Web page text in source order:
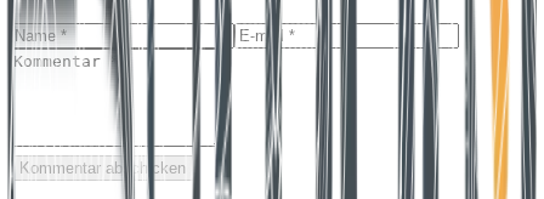
Kommentar abschicken